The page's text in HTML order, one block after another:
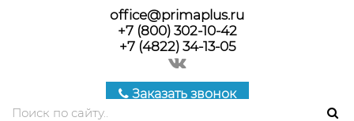
office@primaplus.ru
+7 (800) 302-10-42
+7 (4822) 34-13-05
Заказать звонок